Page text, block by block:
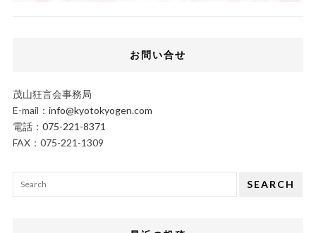
お問い合せ
茂山狂言会事務局
E-mail： info@kyotokyogen.com
電話： 075-221-8371
FAX：075-221-1309
SEARCH